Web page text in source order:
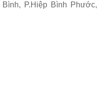
P.Hiệp Bình Phước,